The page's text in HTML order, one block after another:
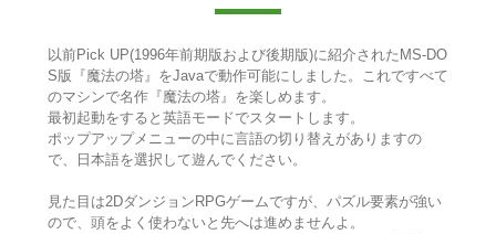
以前Pick UP(1996年前期版および後期版)に紹介されたMS-DO
S版『魔法の塔』をJavaで動作可能にしました。これですべて
のマシンで名作『魔法の塔』を楽しめます。
最初起動をすると英語モードでスタートします。
ポップアップメニューの中に言語の切り替えがありますの
で、日本語を選択して遊んでください。
見た目は2DダンジョンRPGゲームですが、パズル要素が強い
ので、頭をよく使わないと先へは進めませんよ。